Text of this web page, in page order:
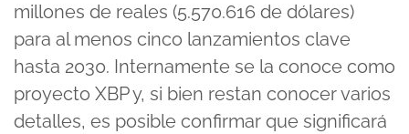
millones de reales (5.570.616 de dólares)
para al menos cinco lanzamientos clave
hasta 2030. Internamente se la conoce como
proyecto XBP y, si bien restan conocer varios
detalles, es posible confirmar que significará